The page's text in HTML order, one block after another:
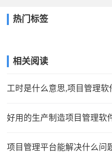
热门标签
相关阅读
工时是什么意思,项目管理软
好用的生产制造项目管理软
项目管理平台能解决什么问